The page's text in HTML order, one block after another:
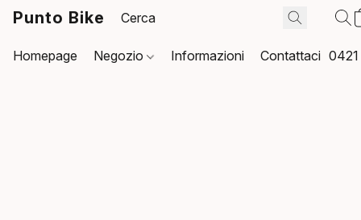
Punto Bike
Homepage Negozio Informazioni Contattaci